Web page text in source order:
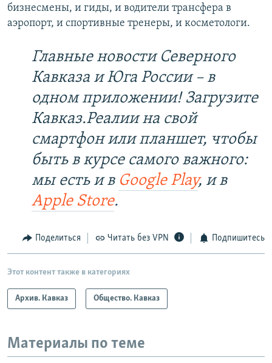
бизнесмены, и гиды, и водители трансфера в
аэропорт, и спортивные тренеры, и косметологи.
Главные новости Северного
Кавказа и Юга России – в
одном приложении! Загрузите
Кавказ.Реалии на свой
смартфон или планшет, чтобы
быть в курсе самого важного:
мы есть и в Google Play, и в
Apple Store.
Поделиться Читать без VPN Подпишитесь
Этот контент также в категориях
Архив. Кавказ Общество. Кавказ
Материалы по теме